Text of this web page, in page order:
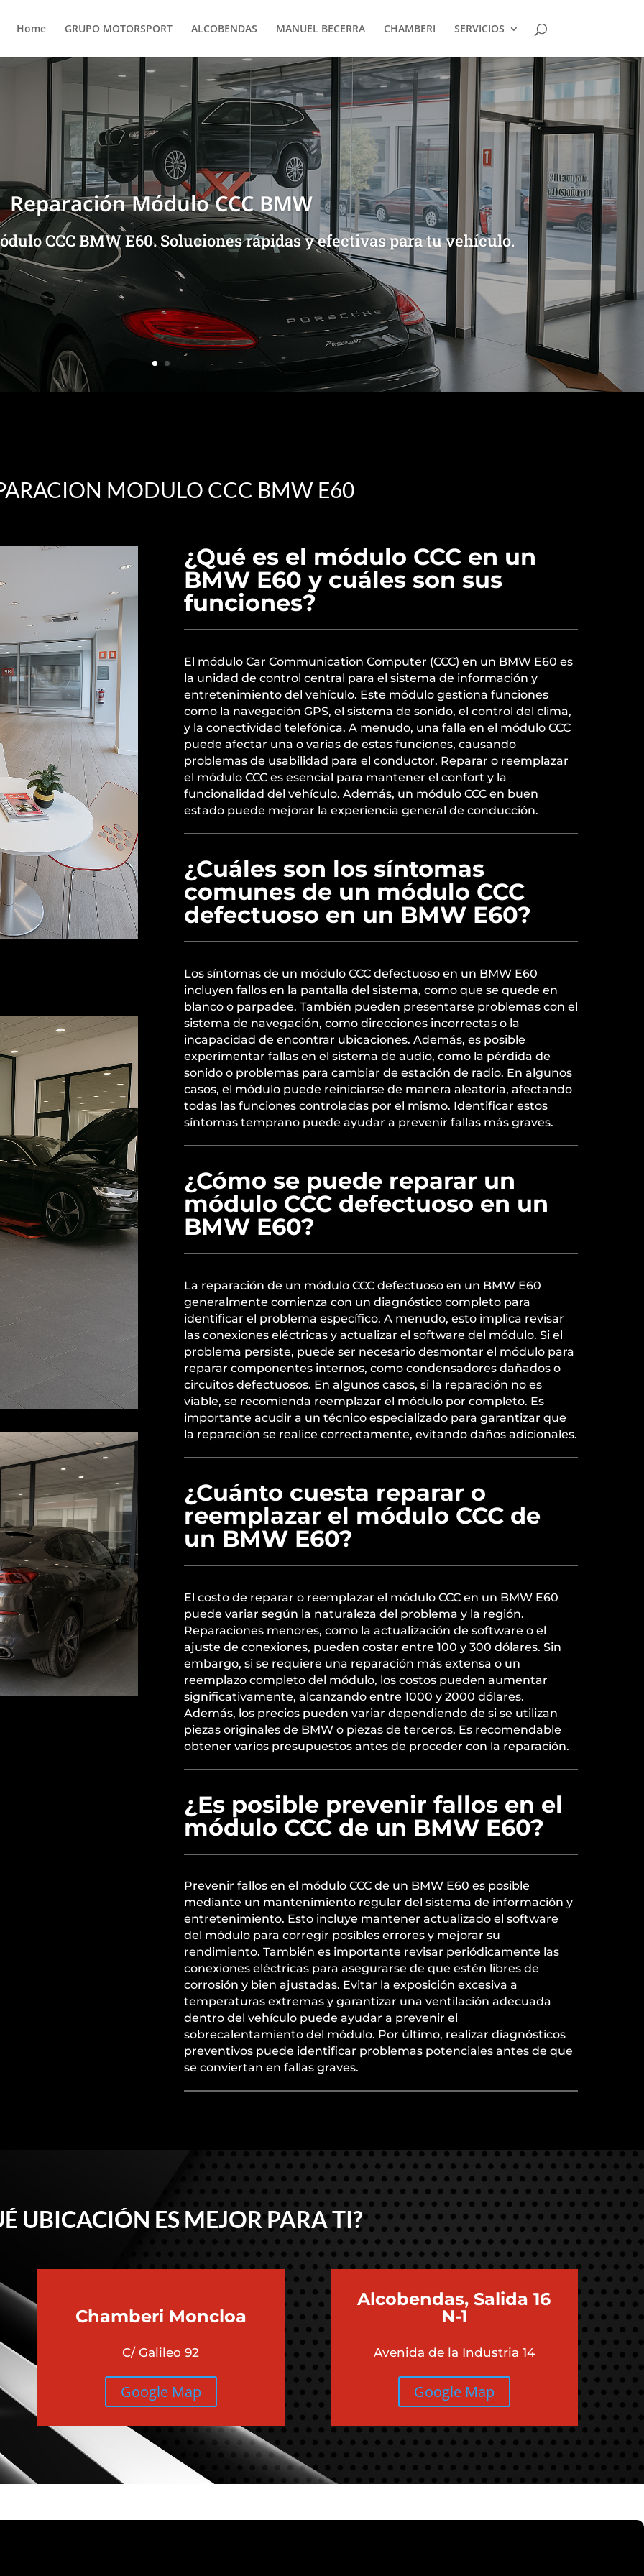
Home GRUPO MOTORSPORT ALCOBENDAS MANUEL BECERRA CHAMBERI SERVICIOS
Reparación Módulo CCC BMW
CCC BMW E60. Soluciones rápidas y efectivas para tu vehículo.
MODULO CCC BMW E60
¿Qué es el módulo CCC en un
BMW E60 y cuáles son sus
funciones?
El módulo Car Communication Computer (CCC) en un BMW E60 es
la unidad de control central para el sistema de información y
entretenimiento del vehículo. Este módulo gestiona funciones
como la navegación GPS, el sistema de sonido, el control del clima,
y la conectividad telefónica. A menudo, una falla en el módulo CCC
puede afectar una o varias de estas funciones, causando
problemas de usabilidad para el conductor. Reparar o reemplazar
el módulo CCC es esencial para mantener el confort y la
funcionalidad del vehículo. Además, un módulo CCC en buen
estado puede mejorar la experiencia general de conducción.
¿Cuáles son los síntomas
comunes de un módulo CCC
defectuoso en un BMW E60?
Los síntomas de un módulo CCC defectuoso en un BMW E60
incluyen fallos en la pantalla del sistema, como que se quede en
blanco o parpadee. También pueden presentarse problemas con el
sistema de navegación, como direcciones incorrectas o la
incapacidad de encontrar ubicaciones. Además, es posible
experimentar fallas en el sistema de audio, como la pérdida de
sonido o problemas para cambiar de estación de radio. En algunos
casos, el módulo puede reiniciarse de manera aleatoria, afectando
todas las funciones controladas por el mismo. Identificar estos
síntomas temprano puede ayudar a prevenir fallas más graves.
¿Cómo se puede reparar un
módulo CCC defectuoso en un
BMW E60?
La reparación de un módulo CCC defectuoso en un BMW E60
generalmente comienza con un diagnóstico completo para
identificar el problema específico. A menudo, esto implica revisar
las conexiones eléctricas y actualizar el software del módulo. Si el
problema persiste, puede ser necesario desmontar el módulo para
reparar componentes internos, como condensadores dañados o
circuitos defectuosos. En algunos casos, si la reparación no es
viable, se recomienda reemplazar el módulo por completo. Es
importante acudir a un técnico especializado para garantizar que
la reparación se realice correctamente, evitando daños adicionales.
¿Cuánto cuesta reparar o
reemplazar el módulo CCC de
un BMW E60?
El costo de reparar o reemplazar el módulo CCC en un BMW E60
puede variar según la naturaleza del problema y la región.
Reparaciones menores, como la actualización de software o el
ajuste de conexiones, pueden costar entre 100 y 300 dólares. Sin
embargo, si se requiere una reparación más extensa o un
reemplazo completo del módulo, los costos pueden aumentar
significativamente, alcanzando entre 1000 y 2000 dólares.
Además, los precios pueden variar dependiendo de si se utilizan
piezas originales de BMW o piezas de terceros. Es recomendable
obtener varios presupuestos antes de proceder con la reparación.
¿Es posible prevenir fallos en el
módulo CCC de un BMW E60?
Prevenir fallos en el módulo CCC de un BMW E60 es posible
mediante un mantenimiento regular del sistema de información y
entretenimiento. Esto incluye mantener actualizado el software
del módulo para corregir posibles errores y mejorar su
rendimiento. También es importante revisar periódicamente las
conexiones eléctricas para asegurarse de que estén libres de
corrosión y bien ajustadas. Evitar la exposición excesiva a
temperaturas extremas y garantizar una ventilación adecuada
dentro del vehículo puede ayudar a prevenir el
sobrecalentamiento del módulo. Por último, realizar diagnósticos
preventivos puede identificar problemas potenciales antes de que
se conviertan en fallas graves.
UBICACIÓN ES MEJOR PARA TI?
Chamberi Moncloa
C/ Galileo 92
Google Map
Alcobendas, Salida 16
N-1
Avenida de la Industria 14
Google Map